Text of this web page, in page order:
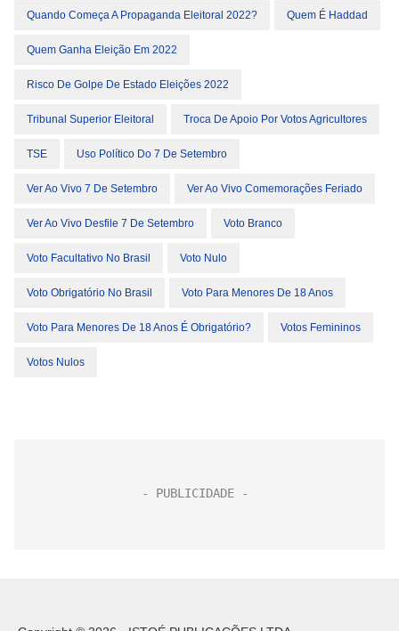
Quando Começa A Propaganda Eleitoral 2022? Quem É Haddad
Quem Ganha Eleição Em 2022
Risco De Golpe De Estado Eleições 2022
Tribunal Superior Eleitoral Troca De Apoio Por Votos Agricultores
TSE Uso Político Do 7 De Setembro
Ver Ao Vivo 7 De Setembro Ver Ao Vivo Comemorações Feriado
Ver Ao Vivo Desfile 7 De Setembro Voto Branco
Voto Facultativo No Brasil Voto Nulo
Voto Obrigatório No Brasil Voto Para Menores De 18 Anos
Voto Para Menores De 18 Anos É Obrigatório? Votos Femininos
Votos Nulos